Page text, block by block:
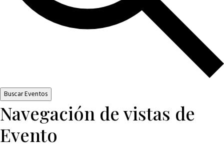
Buscar Eventos
Navegación de vistas de
Evento